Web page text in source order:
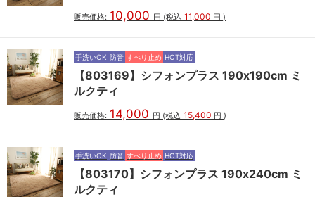
販売価格: 10,000 円 (税込 11,000 円 )
手洗いOK 防音 すべり止め HOT対応
【803169】シフォンプラス 190x190cm ミ
ルクティ
販売価格: 14,000 円 (税込 15,400 円 )
手洗いOK 防音 すべり止め HOT対応
【803170】シフォンプラス 190x240cm ミ
ルクティ